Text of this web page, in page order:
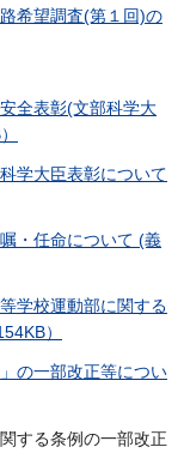
希望調査(第１回)の
全表彰(文部科学大
学大臣表彰について
・任命について (義
学校運動部に関する
）
の一部改正等につい
する条例の一部改正